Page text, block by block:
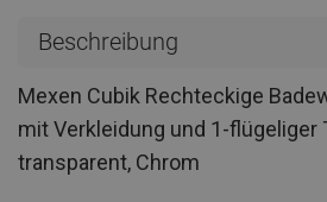
Beschreibung
Mexen Cubik Rechteckige
mit Verkleidung und 1-flügeliger
transparent, Chrom